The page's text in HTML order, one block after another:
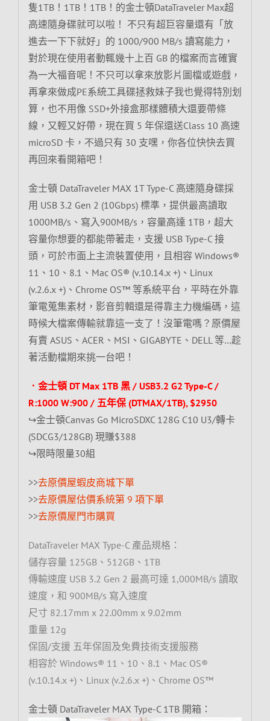
隻1TB！1TB！1TB！的金士頓DataTraveler Max超
高速隨身碟就可以啦！ 不只有超巨容量還有「放
進去一下下就好」的 1000/900 MB/s 讀寫能力，
對於現在使用者動輒幾十上百 GB 的檔案而言確實
為一大福音呢！不只可以拿來放影片圖檔或遊戲，
再拿來做成PE系統工具碟拯救妹子我也覺得特別划
算，也不用像 SSD+外接盒那樣體積大還要帶條
線，又輕又好帶，現在買 5 年保還送Class 10 高速
microSD 卡，不過只有 30 支嘿，你各位快快去買
再回來看開箱吧！
金士頓 DataTraveler MAX 1T Type-C 高速隨身碟採
用 USB 3.2 Gen 2 (10Gbps) 標準，提供最高讀取
1000MB/s、寫入900MB/s，容量高達 1TB，超大
容量你想要的都能帶著走，支援 USB Type-C 接
頭，可於市面上主流裝置使用，且相容 Windows®
11、10、8.1、Mac OS® (v.10.14.x +)、Linux
(v.2.6.x +)、Chrome OS™ 等系統平台，平時在外靠
筆電蒐集素材，影音剪輯還是得靠主力機編碼，這
時候大檔案傳輸就靠這一支了！沒筆電嗎？原價屋
有賣 ASUS、ACER、MSI、GIGABYTE、DELL 等…趁
著活動檔期來挑一台吧！
．金士頓 DT Max 1TB 黑 / USB3.2 G2 Type-C /
R:1000 W:900 / 五年保 (DTMAX/1TB), $2950
↪金士頓Canvas Go MicroSDXC 128G C10 U3/轉卡
(SDCG3/128GB) 現賺$388
↪限時限量30組
>>去原價屋蝦皮商城下單
>>去原價屋估價系統第 9 項下單
>>去原價屋門市購買
DataTraveler MAX Type-C 產品規格：
儲存容量 125GB、512GB、1TB
傳輸速度 USB 3.2 Gen 2 最高可達 1,000MB/s 讀取
速度，和 900MB/s 寫入速度
尺寸 82.17mm x 22.00mm x 9.02mm
重量 12g
保固/支援 五年保固及免費技術支援服務
相容於 Windows® 11、10、8.1、Mac OS®
(v.10.14.x +)、Linux (v.2.6.x +)、Chrome OS™
金士頓 DataTraveler MAX Type-C 1TB 開箱：